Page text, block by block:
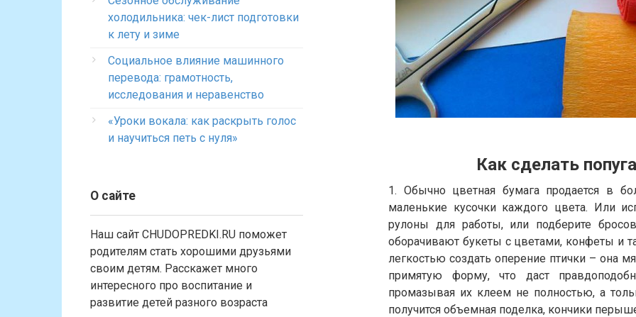
Как сделать
1. Обычно цветная бумага продается в
маленькие кусочки каждого цвета. Или
рулоны для работы, или подберите
оборачивают букеты с цветами, конфеты и
легкостью создать оперение птички – она
примятую форму, что даст
промазывая их клеем не полностью, а
получится объемная поделка, кончики
холодильника: чек-лист подготовки
к лету и зиме
Социальное влияние машинного
перевода: грамотность,
исследования и неравенство
«Уроки вокала: как раскрыть голос
и научиться петь с нуля»
О сайте
Наш сайт CHUDOPREDKI.RU поможет
родителям стать хорошими друзьями
своим детям. Расскажет много
интересного про воспитание и
развитие детей разного возраста